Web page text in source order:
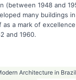
(between 1948 and
many buildings
as a mark of
and 1960.
Architecture in Brazil